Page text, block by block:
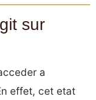
sur
a
effet, cet etat